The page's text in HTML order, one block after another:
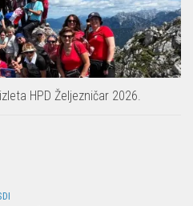
HPD Željezničar 2026.